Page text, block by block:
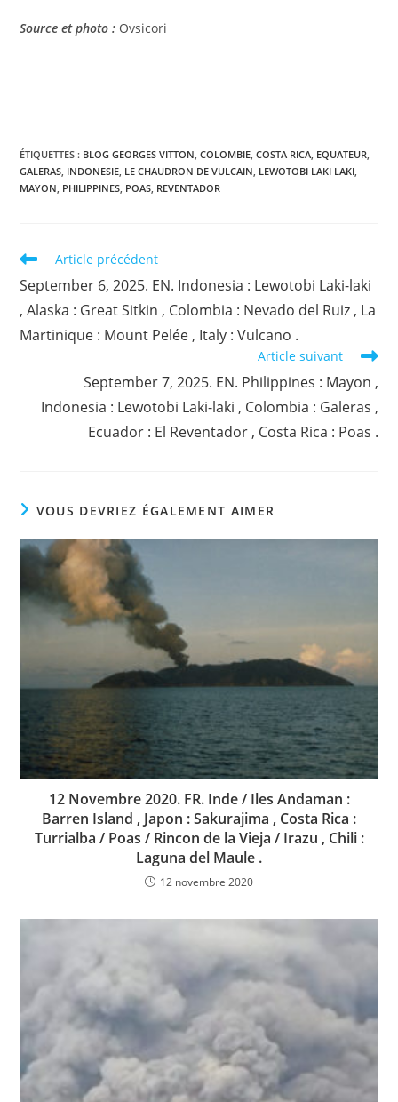
Source et photo : Ovsicori
ÉTIQUETTES : BLOG GEORGES VITTON COLOMBIE COSTA RICA EQUATEUR
GALERAS INDONESIE LE CHAUDRON DE VULCAIN LEWOTOBI LAKI LAKI
MAYON PHILIPPINES POAS REVENTADOR
Read
articles
Article précédent
September 6, 2025. EN. Indonesia : Lewotobi Laki-laki
, Alaska : Great Sitkin , Colombia : Nevado del Ruiz , La
Martinique : Mount Pelée , Italy : Vulcano .
Article suivant
September 7, 2025. EN. Philippines : Mayon ,
Indonesia : Lewotobi Laki-laki , Colombia : Galeras ,
Ecuador : El Reventador , Costa Rica : Poas .
VOUS DEVRIEZ ÉGALEMENT AIMER
12 Novembre 2020. FR. Inde / Iles Andaman :
Barren Island , Japon : Sakurajima , Costa Rica :
Turrialba / Poas / Rincon de la Vieja / Irazu , Chili :
Laguna del Maule .
12 novembre 2020